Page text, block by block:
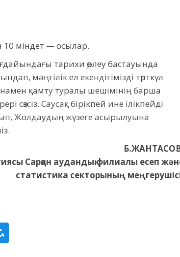
10 міндет — осылар.
тарихи өрлеу бастауында
мәңгілік ел екендігімізді төрткүл
қамту туралы шешімінің барша
Саусақ бірікпей ине ілікпейді
Жолдаудың жүзеге асырылуына
Сарқан аудандық филиалы есеп
статистика секторының